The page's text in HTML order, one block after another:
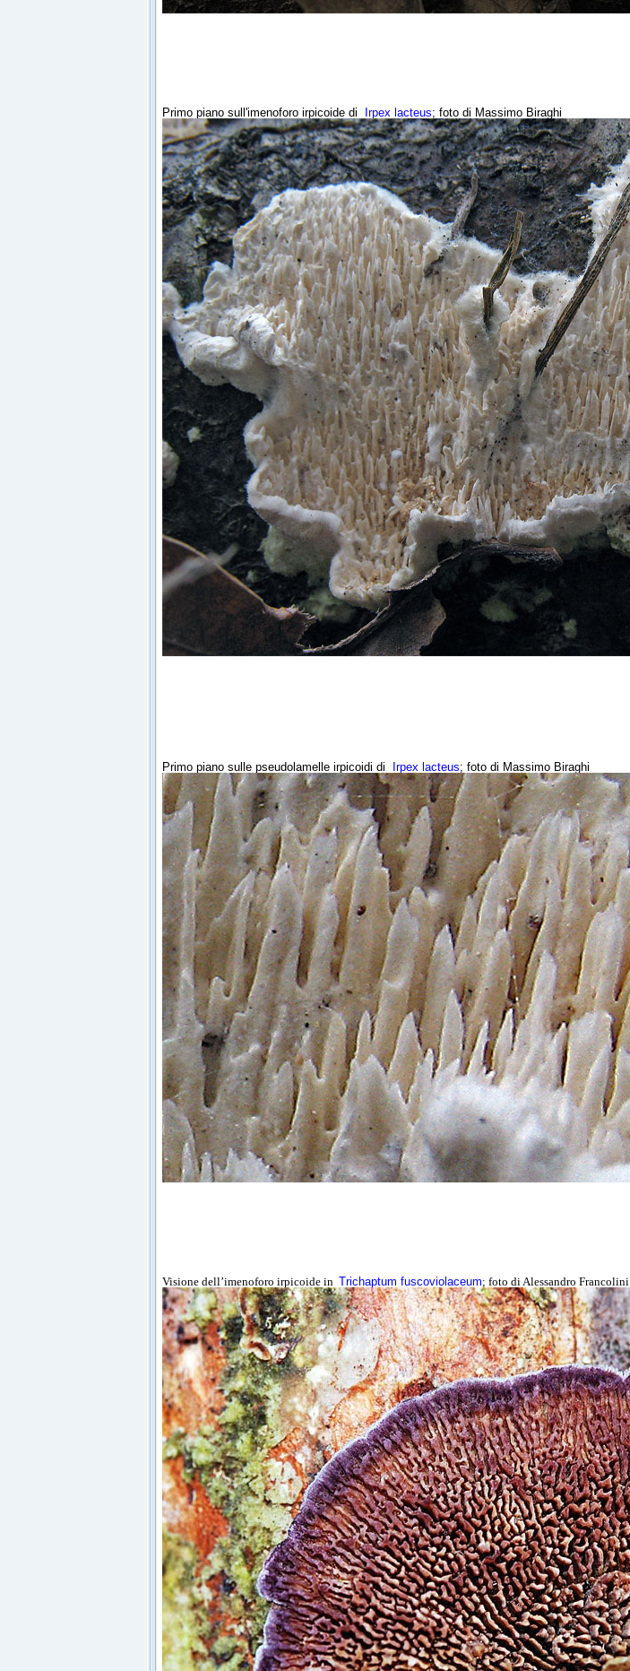
Primo piano sull'imenoforo irpicoide di Irpex lacteus; foto di Massimo Biraghi
Primo piano sulle pseudolamelle irpicoidi di Irpex lacteus; foto di Massimo Biraghi
Visione dell’imenoforo irpicoide in Trichaptum fuscoviolaceum; foto di Alessandro Francolini